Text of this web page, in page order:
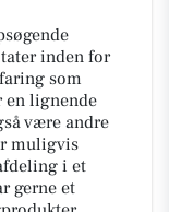
inden for
som
en lignende
være andre
muligvis
i et
gerne et